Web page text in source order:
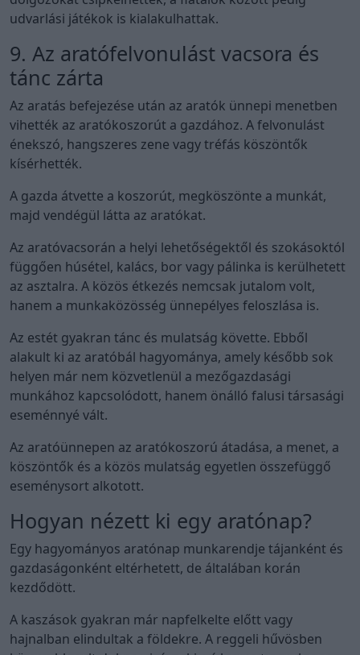
udvarlási játékok is kialakulhattak.
9. Az aratófelvonulást vacsora és
tánc zárta
Az aratás befejezése után az aratók ünnepi menetben
vihették az aratókoszorút a gazdához. A felvonulást
énekszó, hangszeres zene vagy tréfás köszöntők
kísérhették.
A gazda átvette a koszorút, megköszönte a munkát,
majd vendégül látta az aratókat.
Az aratóvacsorán a helyi lehetőségektől és szokásoktól
függően húsétel, kalács, bor vagy pálinka is kerülhetett
az asztalra. A közös étkezés nemcsak jutalom volt,
hanem a munkaközösség ünnepélyes feloszlása is.
Az estét gyakran tánc és mulatság követte. Ebből
alakult ki az aratóbál hagyománya, amely később sok
helyen már nem közvetlenül a mezőgazdasági
munkához kapcsolódott, hanem önálló falusi társasági
eseménnyé vált.
Az aratóünnepen az aratókoszorú átadása, a menet, a
köszöntők és a közös mulatság egyetlen összefüggő
eseménysort alkotott.
Hogyan nézett ki egy aratónap?
Egy hagyományos aratónap munkarendje tájanként és
gazdaságonként eltérhetett, de általában korán
kezdődött.
A kaszások gyakran már napfelkelte előtt vagy
hajnalban elindultak a földekre. A reggeli hűvösben